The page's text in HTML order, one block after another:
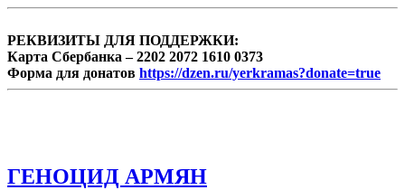
РЕКВИЗИТЫ ДЛЯ ПОДДЕРЖКИ:
Карта Сбербанка – 2202 2072 1610 0373
Форма для донатов https://dzen.ru/yerkramas?donate=true
ГЕНОЦИД АРМЯН